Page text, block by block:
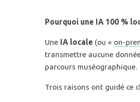
Pourquoi une IA 100 %
Une IA locale (ou « on-
transmettre aucune
parcours muséographique.
Trois raisons ont guidé ce